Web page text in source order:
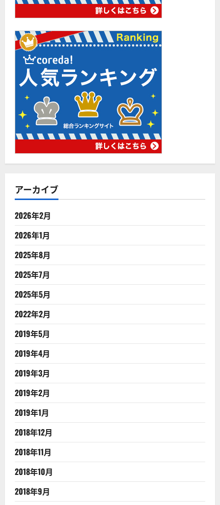
アーカイブ
2026年2月
2026年1月
2025年8月
2025年7月
2025年5月
2022年2月
2019年5月
2019年4月
2019年3月
2019年2月
2019年1月
2018年12月
2018年11月
2018年10月
2018年9月